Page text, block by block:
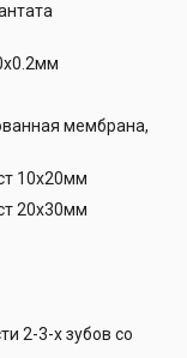
мембрана,
10х20мм
20х30мм
2-3-х зубов со